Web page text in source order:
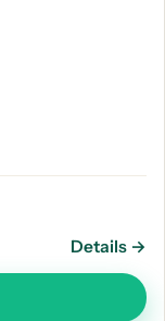
Details →